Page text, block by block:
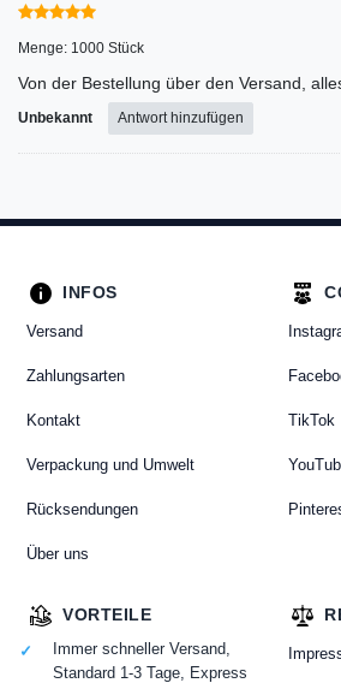
Menge: 1000 Stück
Von der Bestellung über den Versand,
Unbekannt Antwort hinzufügen
INFOS
Versand
Zahlungsarten
Kontakt
Verpackung und Umwelt
Rücksendungen
Über uns
TikTok
VORTEILE
Immer schneller Versand,
Standard 1-3 Tage, Express